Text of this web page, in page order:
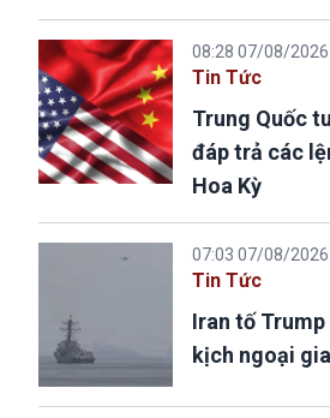
08:28 07/08/2026
Tin Tức
Trung Quốc
đáp trả các
Hoa Kỳ
07:03 07/08/2026
Tin Tức
Iran tố Trump
kịch ngoại